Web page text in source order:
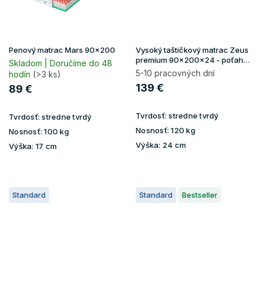
Penový matrac Mars 90x200
Skladom | Doručíme do 48
hodín (>3 ks)
89 €
Tvrdosť: stredne tvrdý
Nosnosť: 100 kg
Výška: 17 cm
Vysoký taštičkový matrac Zeus
premium 90x200x24 - poťah
Aloe Vera
5-10 pracovných dní
139 €
Tvrdosť: stredne tvrdý
Nosnosť: 120 kg
Výška: 24 cm
Standard Standard Bestseller